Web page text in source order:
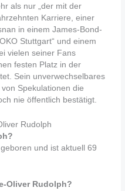
als nur „der mit der
Karriere, einer
in einem James-Bond-
Stuttgart“ und einem
vielen seiner Fans
festen Platz in der
Sein unverwechselbares
Spekulationen die
nie öffentlich bestätigt.
Rudolph
und ist aktuell 69
Oliver Rudolph?